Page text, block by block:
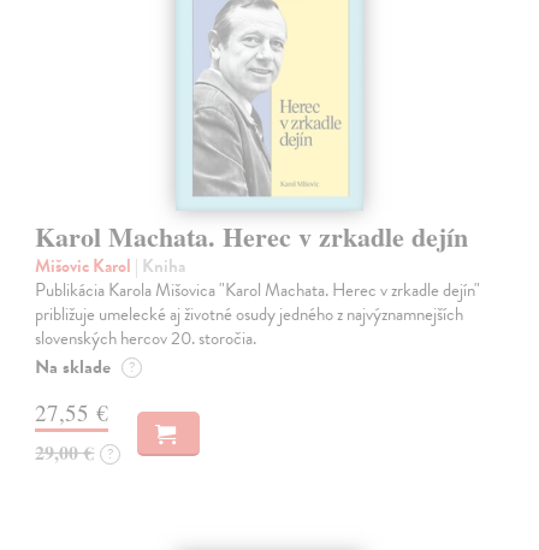
Karol Machata. Herec v zrkadle dejín
Mišovic Karol | Kniha
Publikácia Karola Mišovica "Karol Machata. Herec v zrkadle dejín"
približuje umelecké aj životné osudy jedného z najvýznamnejších
slovenských hercov 20. storočia.
Na sklade ?
27,55 €
29,00 € ?